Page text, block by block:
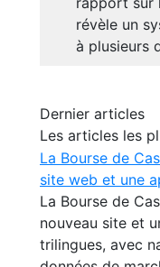
révèle un
à plusieurs
Dernier articles
Les articles les
La Bourse de
site web et une
La Bourse de
nouveau site et
trilingues, avec